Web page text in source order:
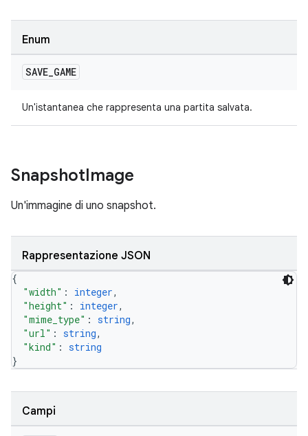
Enum
SAVE_GAME
Un'istantanea che rappresenta una partita salvata.
SnapshotImage
Un'immagine di uno snapshot.
Rappresentazione JSON
{
"width" : integer,
"height" : integer,
"mime_type" : string,
"url" : string,
"kind" : string
}
Campi